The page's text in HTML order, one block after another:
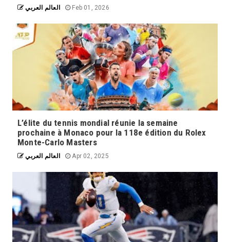
العالم العربي Feb 01, 2026
L’élite du tennis mondial réunie la semaine
prochaine à Monaco pour la 118e édition du Rolex
Monte-Carlo Masters
العالم العربي Apr 02, 2025